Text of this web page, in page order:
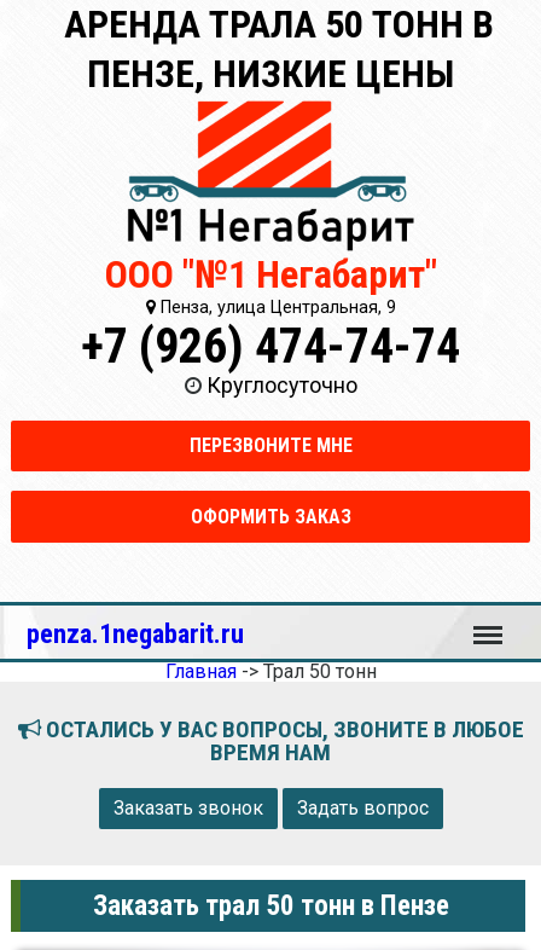
АРЕНДА ТРАЛА 50 ТОНН В
ПЕНЗЕ, НИЗКИЕ ЦЕНЫ
ООО "№1 Негабарит"
Пенза, улица Центральная, 9
+7 (926) 474-74-74
Круглосуточно
ПЕРЕЗВОНИТЕ МНЕ
ОФОРМИТЬ ЗАКАЗ
penza.1negabarit.ru Меню
Главная-> Трал 50 тонн
ОСТАЛИСЬ У ВАС ВОПРОСЫ, ЗВОНИТЕ В ЛЮБОЕ
ВРЕМЯ НАМ
Заказать звонок Задать вопрос
Заказать трал 50 тонн в Пензе